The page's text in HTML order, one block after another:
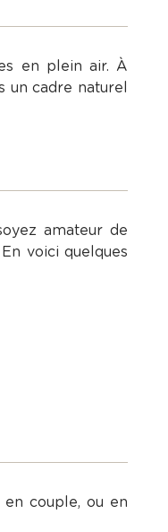
en plein air. À
cadre naturel
amateur de
voici quelques
couple, ou en